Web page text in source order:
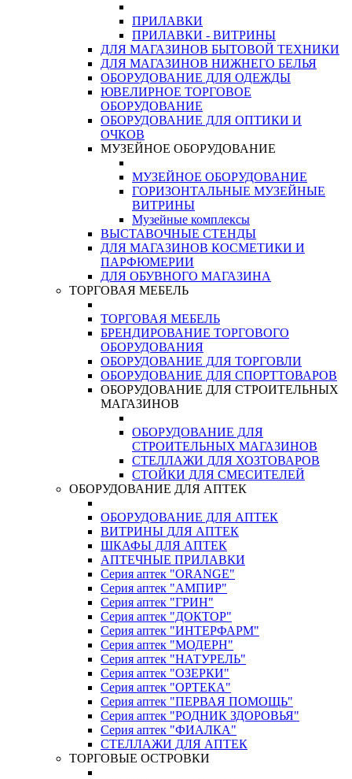
ПРИЛАВКИ
ПРИЛАВКИ - ВИТРИНЫ
ДЛЯ МАГАЗИНОВ БЫТОВОЙ ТЕХНИКИ
ДЛЯ МАГАЗИНОВ НИЖНЕГО БЕЛЬЯ
ОБОРУДОВАНИЕ ДЛЯ ОДЕЖДЫ
ЮВЕЛИРНОЕ ТОРГОВОЕ
ОБОРУДОВАНИЕ
ОБОРУДОВАНИЕ ДЛЯ ОПТИКИ И
ОЧКОВ
МУЗЕЙНОЕ ОБОРУДОВАНИЕ
МУЗЕЙНОЕ ОБОРУДОВАНИЕ
ГОРИЗОНТАЛЬНЫЕ МУЗЕЙНЫЕ
ВИТРИНЫ
Музейные комплексы
ВЫСТАВОЧНЫЕ СТЕНДЫ
ДЛЯ МАГАЗИНОВ КОСМЕТИКИ И
ПАРФЮМЕРИИ
ДЛЯ ОБУВНОГО МАГАЗИНА
ТОРГОВАЯ МЕБЕЛЬ
ТОРГОВАЯ МЕБЕЛЬ
БРЕНДИРОВАНИЕ ТОРГОВОГО
ОБОРУДОВАНИЯ
ОБОРУДОВАНИЕ ДЛЯ ТОРГОВЛИ
ОБОРУДОВАНИЕ ДЛЯ СПОРТТОВАРОВ
ОБОРУДОВАНИЕ ДЛЯ СТРОИТЕЛЬНЫХ
МАГАЗИНОВ
ОБОРУДОВАНИЕ ДЛЯ
СТРОИТЕЛЬНЫХ МАГАЗИНОВ
СТЕЛЛАЖИ ДЛЯ ХОЗТОВАРОВ
СТОЙКИ ДЛЯ СМЕСИТЕЛЕЙ
ОБОРУДОВАНИЕ ДЛЯ АПТЕК
ОБОРУДОВАНИЕ ДЛЯ АПТЕК
ВИТРИНЫ ДЛЯ АПТЕК
ШКАФЫ ДЛЯ АПТЕК
АПТЕЧНЫЕ ПРИЛАВКИ
Серия аптек "ORANGE"
Серия аптек "АМПИР"
Серия аптек "ГРИН"
Серия аптек "ДОКТОР"
Серия аптек "ИНТЕРФАРМ"
Серия аптек "МОДЕРН"
Серия аптек "НАТУРЕЛЬ"
Серия аптек "ОЗЕРКИ"
Серия аптек "ОРТЕКА"
Серия аптек "ПЕРВАЯ ПОМОЩЬ"
Серия аптек "РОДНИК ЗДОРОВЬЯ"
Серия аптек "ФИАЛКА"
СТЕЛЛАЖИ ДЛЯ АПТЕК
ТОРГОВЫЕ ОСТРОВКИ